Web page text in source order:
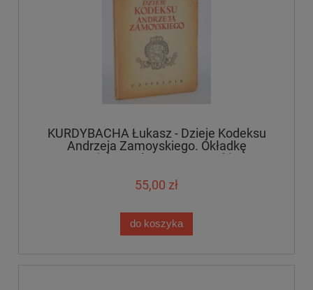
KURDYBACHA Łukasz - Dzieje Kodeksu
Andrzeja Zamoyskiego. Okładkę
projektował Jerzy Jaworski.
55,00 zł
do koszyka